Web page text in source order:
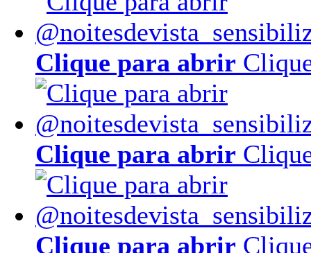
Clique para abrir
Clique para abrir
Clique para abrir